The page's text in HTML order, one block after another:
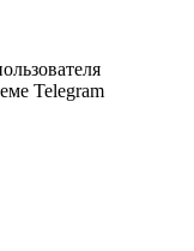
Telegram